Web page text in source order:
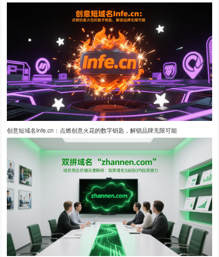
创意短域名Infe.cn：点燃创意火花的数字钥匙，解锁品牌无限可能